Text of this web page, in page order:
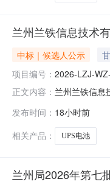
兰州兰铁信息技术
中标｜候选人公示
项目编号： 2026-LZJ-
正文内容： 兰州兰铁信息
人公示如下
发布时间： 18小时前
相关产品：
UPS电池
兰州局2026年第七